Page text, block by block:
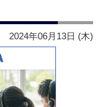
2024年06月13日 (木)